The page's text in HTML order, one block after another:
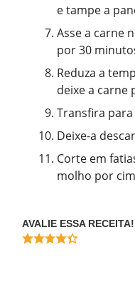
e tampe a
Asse a carne
por 30
Reduza a
deixe a carne
Transfira
Deixe-a
Corte em
molho por
AVALIE ESSA RECEITA!